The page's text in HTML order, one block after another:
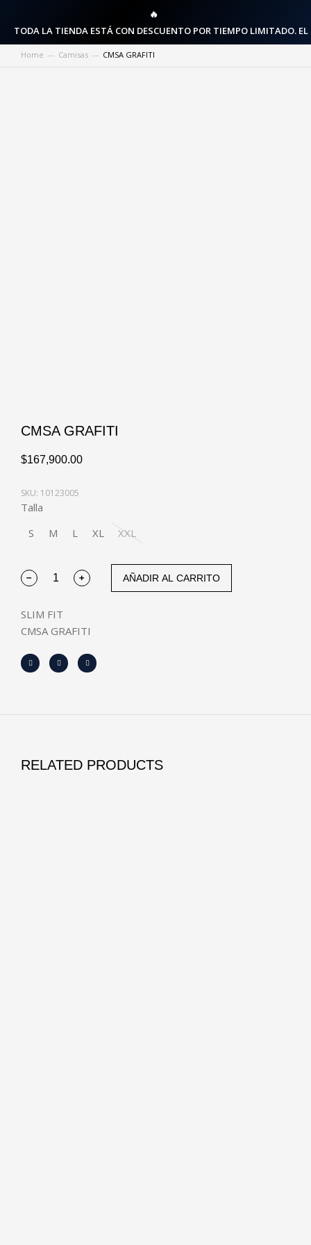
🔥
TODA LA TIENDA ESTÁ CON DESCUENTO POR TIEMPO LIMITADO.
You are here:
Home Camisas CMSA GRAFITI
CMSA GRAFITI
$167,900.00
SKU: 10123005
Talla
S
M L XL XXL
AÑADIR AL CARRITO
SLIM FIT
CMSA GRAFITI
RELATED PRODUCTS